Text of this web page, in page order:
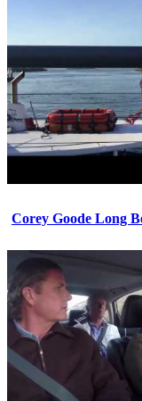
Corey Goode Long